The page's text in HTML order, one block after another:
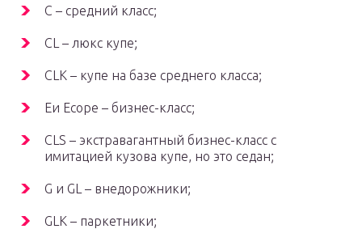
C – средний класс;
CL – люкс купе;
CLK – купе на базе среднего класса;
Eи Ecope – бизнес-класс;
CLS – экстравагантный бизнес-класс с
имитацией кузова купе, но это седан;
G и GL – внедорожники;
GLK – паркетники;